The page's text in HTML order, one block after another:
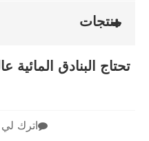
منتجات
تحتاج البنادق
اترك